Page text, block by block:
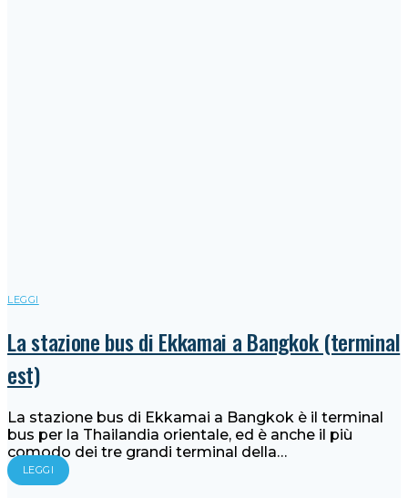
LEGGI
La stazione bus di Ekkamai a Bangkok (terminal
est)
La stazione bus di Ekkamai a Bangkok è il terminal
bus per la Thailandia orientale, ed è anche il più
comodo dei tre grandi terminal della…
LEGGI